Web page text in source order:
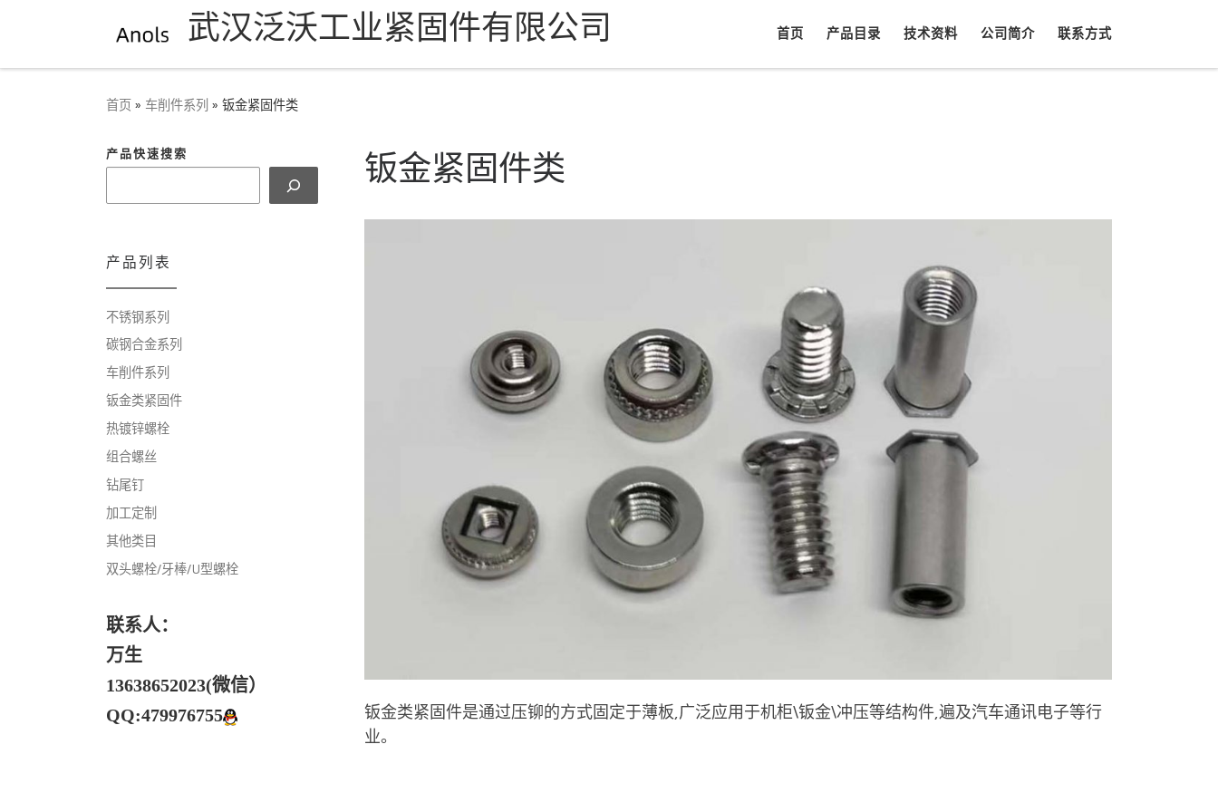
武汉泛沃工业紧固件有限公司 首页 产品目录 技术资料 公司简介 联系方式
首页» 车削件系列 » 钣金紧固件类
钣金紧固件类
钣金类紧固件是通过压铆的方式固定于薄板,广泛应用于机柜\钣金\冲压等结构件,遍及汽车通讯电子等行
业。
产品快速搜索
产品列表
不锈钢系列
碳钢合金系列
车削件系列
钣金类紧固件
热镀锌螺栓
组合螺丝
钻尾钉
加工定制
其他类目
双头螺栓/牙棒/U型螺栓
联系人：
万生
13638652023(微信）
QQ:479976755